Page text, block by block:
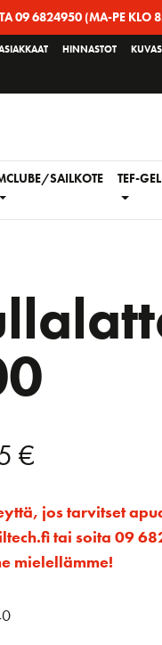
09 6824950 (MA-PE
HINNASTOT
SAILKOTE TEF-GEL
€
jos tarvitset
tai soita 09
mielellämme!